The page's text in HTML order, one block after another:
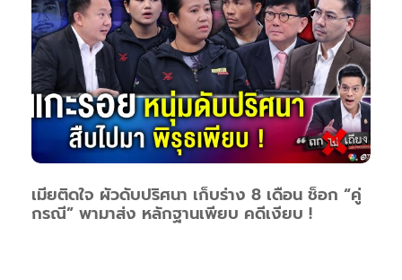
เมียติดใจ ผัวดับปริศนา เก็บร่าง 8 เดือน ช็อก “คู่
กรณี” พามาส่ง หลักฐานเพียบ คดีเงียบ !